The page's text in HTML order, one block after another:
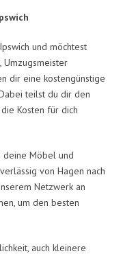
und möchtest
Umzugsmeister
dir eine kostengünstige
teilst du dir den
Kosten für dich
deine Möbel und
von Hagen nach
Netzwerk an
um den besten
auch kleinere